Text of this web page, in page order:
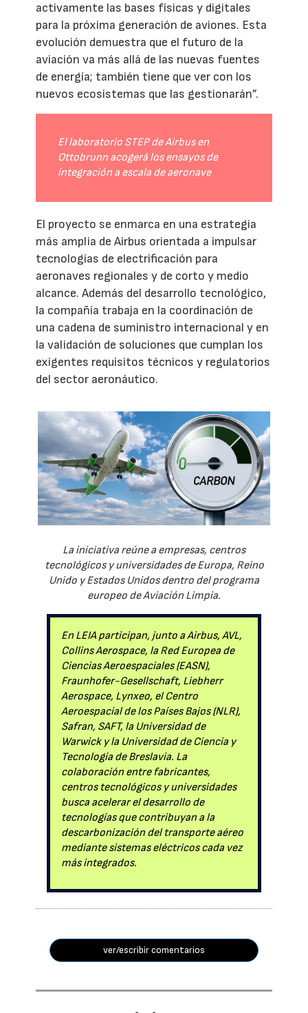
activamente las bases físicas y digitales
para la próxima generación de aviones. Esta
evolución demuestra que el futuro de la
aviación va más allá de las nuevas fuentes
de energía; también tiene que ver con los
nuevos ecosistemas que las gestionarán”.
El laboratorio STEP de Airbus en
Ottobrunn acogerá los ensayos de
integración a escala de aeronave
El proyecto se enmarca en una estrategia
más amplia de Airbus orientada a impulsar
tecnologías de electrificación para
aeronaves regionales y de corto y medio
alcance. Además del desarrollo tecnológico,
la compañía trabaja en la coordinación de
una cadena de suministro internacional y en
la validación de soluciones que cumplan los
exigentes requisitos técnicos y regulatorios
del sector aeronáutico.
La iniciativa reúne a empresas, centros
tecnológicos y universidades de Europa, Reino
Unido y Estados Unidos dentro del programa
europeo de Aviación Limpia.
En LEIA participan, junto a Airbus, AVL,
Collins Aerospace, la Red Europea de
Ciencias Aeroespaciales (EASN),
Fraunhofer-Gesellschaft, Liebherr
Aerospace, Lynxeo, el Centro
Aeroespacial de los Países Bajos (NLR),
Safran, SAFT, la Universidad de
Warwick y la Universidad de Ciencia y
Tecnología de Breslavia. La
colaboración entre fabricantes,
centros tecnológicos y universidades
busca acelerar el desarrollo de
tecnologías que contribuyan a la
descarbonización del transporte aéreo
mediante sistemas eléctricos cada vez
más integrados.
ver/escribir comentarios